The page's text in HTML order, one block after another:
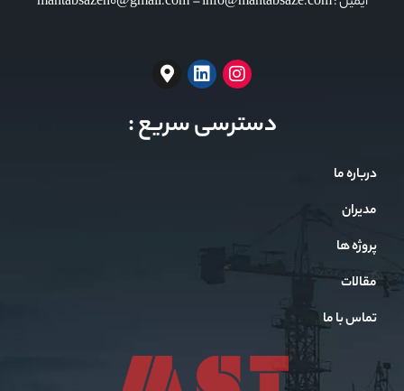
دسترسی سریع :
درباره ما
مدیران
پروژه ها
مقالات
تماس با ما